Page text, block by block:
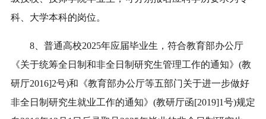
科、大学本科的岗位。
8、普通高校2025年应届毕业生，符合教育部办公厅
《关于统筹全日制和非全日制研究生管理工作的通知》(教
研厅2016]2号)和《教育部办公厅等五部门关于进一步做好
非全日制研究生就业工作的通知》(教研厅函[2019]1号)规定